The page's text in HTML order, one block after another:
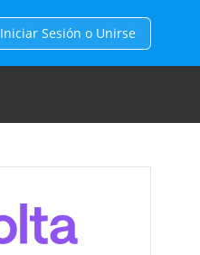
Iniciar Sesión o Unirse